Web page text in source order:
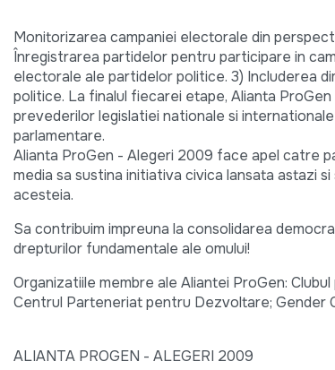
Monitorizarea campaniei electorale din
Înregistrarea partidelor pentru participare in
electorale ale partidelor politice. 3) Includerea
politice. La finalul fiecarei etape, Alianta
prevederilor legislatiei nationale si
parlamentare.
Alianta ProGen - Alegeri 2009 face apel catre
media sa sustina initiativa civica lansata astazi
acesteia.
Sa contribuim impreuna la consolidarea
drepturilor fundamentale ale omului!
Organizatiile membre ale Aliantei ProGen:
Centrul Parteneriat pentru Dezvoltare; Gender
ALIANTA PROGEN - ALEGERI 2009